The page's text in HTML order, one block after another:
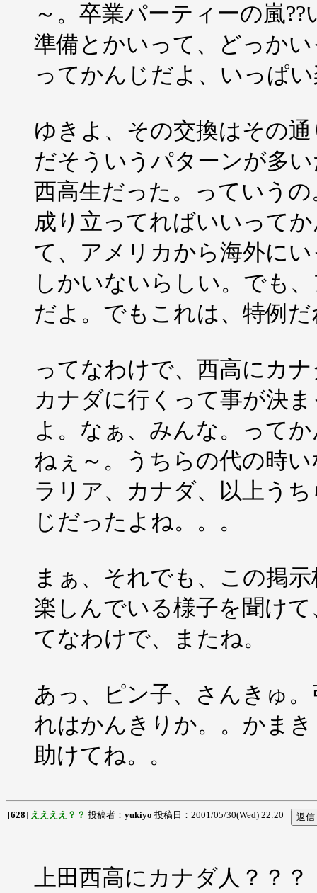
～。卒業パーティーの嵐
準備とかいって、どっか
ってかんじだよ、いっぱ
ゆきよ、その交換はその
だそういうパターンが多
西高生だった。っていう
成り立ってればいいって
て、アメリカから海外に
しかいないらしい。でも
だよ。でもこれは、特例
ってなわけで、西高にカ
カナダに行くって事が決
よ。なぁ、みんな。って
ねぇ～。うちらの代の時
ラリア、カナダ、以上う
じだったよね。。。
まぁ、それでも、この掲
楽しんでいる様子を聞け
てなわけで、またね。
あっ、ピン子、さんきゅ
れはかんきりか。。かま
助けてね。。
[628] ええええ？？ 投稿者： yukiyo 投稿日：2001/05/30(Wed) 22:20
上田西高にカナダ人？？？